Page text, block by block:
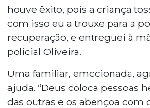
houve êxito, pois a criança
com isso eu a trouxe para a
recuperação, e entreguei à
policial Oliveira.
Uma familiar, emocionada,
ajuda. “Deus coloca pessoas
das outras e os abençoa com